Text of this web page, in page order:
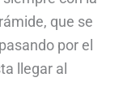
que se
por el
llegar al